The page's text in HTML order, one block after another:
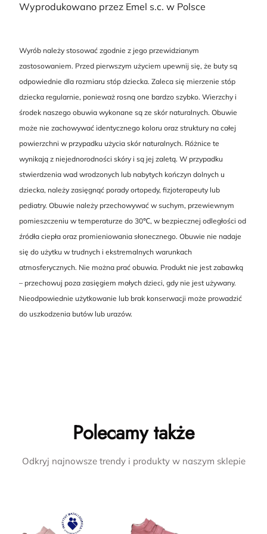
Wyprodukowano przez Emel s.c. w Polsce
Wyrób należy stosować zgodnie z jego przewidzianym
zastosowaniem. Przed pierwszym użyciem upewnij się, że buty są
odpowiednie dla rozmiaru stóp dziecka. Zaleca się mierzenie stóp
dziecka regularnie, ponieważ rosną one bardzo szybko. Wierzchy i
środek naszego obuwia wykonane są ze skór naturalnych. Obuwie
może nie zachowywać identycznego koloru oraz struktury na całej
powierzchni w przypadku użycia skór naturalnych. Różnice te
wynikają z niejednorodności skóry i są jej zaletą. W przypadku
stwierdzenia wad wrodzonych lub nabytych kończyn dolnych u
dziecka, należy zasięgnąć porady ortopedy, fizjoterapeuty lub
pediatry. Obuwie należy przechowywać w suchym, przewiewnym
pomieszczeniu w temperaturze do 30℃, w bezpiecznej odległości od
źródła ciepła oraz promieniowania słonecznego. Obuwie nie nadaje
się do użytku w trudnych i ekstremalnych warunkach
atmosferycznych. Nie można prać obuwia. Produkt nie jest zabawką
– przechowuj poza zasięgiem małych dzieci, gdy nie jest używany.
Nieodpowiednie użytkowanie lub brak konserwacji może prowadzić
do uszkodzenia butów lub urazów.
Polecamy także
Odkryj najnowsze trendy i produkty w naszym sklepie